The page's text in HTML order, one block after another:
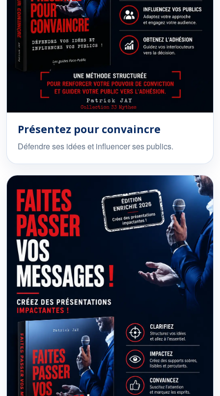
Présentez pour convaincre
Défendre ses idées et influencer ses publics.